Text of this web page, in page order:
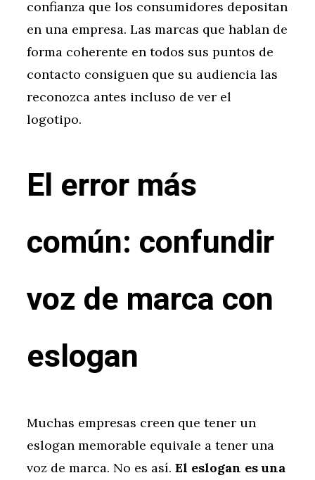
confianza que los consumidores depositan
en una empresa. Las marcas que hablan de
forma coherente en todos sus puntos de
contacto consiguen que su audiencia las
reconozca antes incluso de ver el
logotipo.
El error más
común: confundir
voz de marca con
eslogan
Muchas empresas creen que tener un
eslogan memorable equivale a tener una
voz de marca. No es así. El eslogan es una